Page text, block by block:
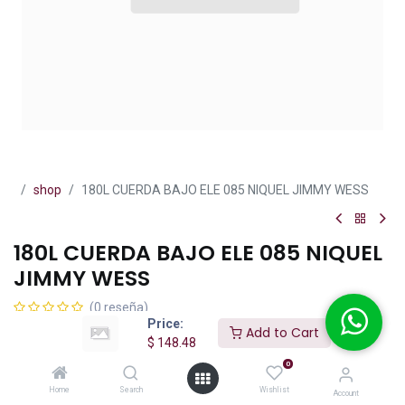
Price:
$ 148.48
Add to Cart
Home Search
0
Wishlist Account
shop 180L CUERDA BAJO ELE 085 NIQUEL JIMMY WESS
180L CUERDA BAJO ELE 085 NIQUEL
JIMMY WESS
(0 reseña)
IVA incluido